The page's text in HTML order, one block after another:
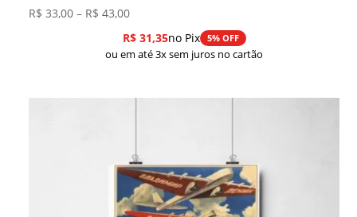
R$ 33,00 – R$ 43,00Faixa
de
preço:
através
R$31,35no Pix 5% OFF
ou em até 3x sem juros no cartão